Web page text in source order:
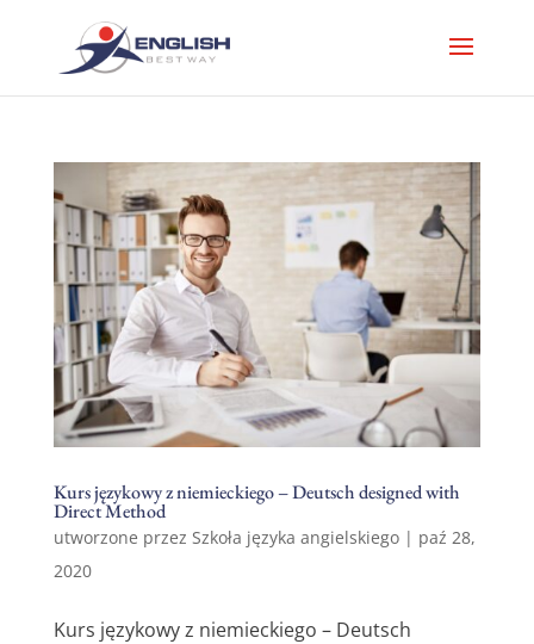
Kurs językowy z niemieckiego – Deutsch designed with
Direct Method
utworzone przez Szkoła języka angielskiego| paź 28,
2020
Kurs językowy z niemieckiego – Deutsch